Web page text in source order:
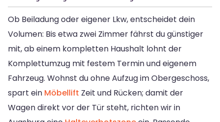
Ob Beiladung oder eigener Lkw, entscheidet dein
Volumen: Bis etwa zwei Zimmer fährst du günstiger
mit, ab einem kompletten Haushalt lohnt der
Komplettumzug mit festem Termin und eigenem
Fahrzeug. Wohnst du ohne Aufzug im Obergeschoss,
spart ein Möbellift Zeit und Rücken; damit der
Wagen direkt vor der Tür steht, richten wir in